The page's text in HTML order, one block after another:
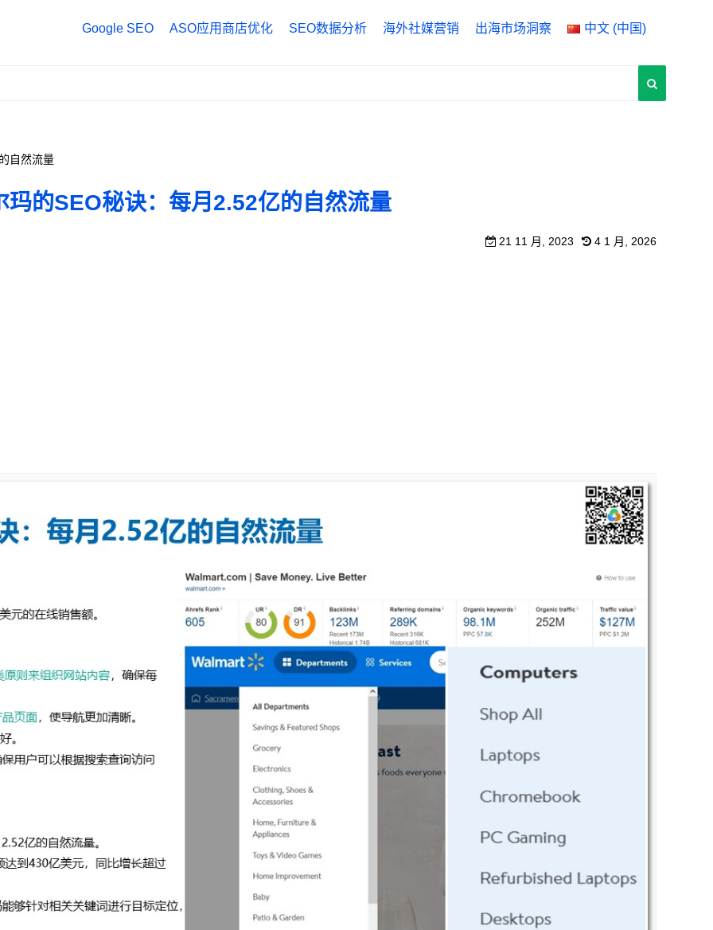
Google SEO ASO应用商店优化 SEO数据分析 海外社媒营销 出海市场洞察 中文 (中国)
中文 (中国)
自然流量
玛的SEO秘诀：每月2.52亿的自然流量
21 11 月, 2023 4 1 月, 2026